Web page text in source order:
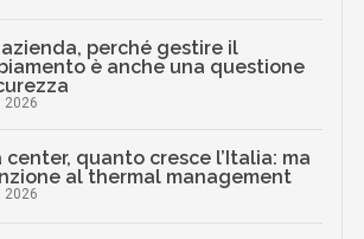
azienda, perché gestire il
è anche una questione
2026
center, quanto cresce l’Italia: ma
al thermal management
2026